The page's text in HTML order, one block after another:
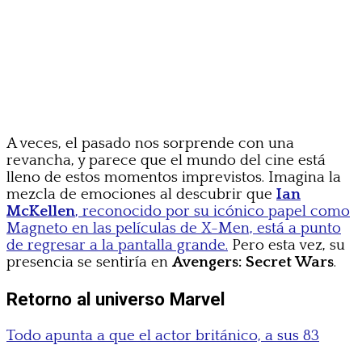
A veces, el pasado nos sorprende con una
revancha, y parece que el mundo del cine está
lleno de estos momentos imprevistos. Imagina la
mezcla de emociones al descubrir que Ian
McKellen, reconocido por su icónico papel como
Magneto en las películas de X-Men, está a punto
de regresar a la pantalla grande. Pero esta vez, su
presencia se sentiría en Avengers: Secret Wars.
Retorno al universo Marvel
Todo apunta a que el actor británico, a sus 83